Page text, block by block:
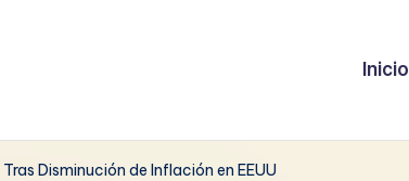
Inicio
Disminución de Inflación en EEUU